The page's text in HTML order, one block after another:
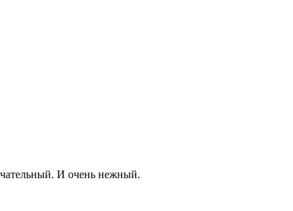
И очень нежный.